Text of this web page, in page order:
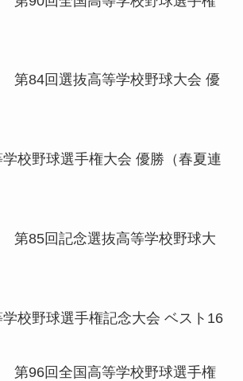
回選抜高等学校野球大会 優
校野球選手権大会 優勝（春夏連
回記念選抜高等学校野球大
校野球選手権記念大会 ベスト16
回全国高等学校野球選手権